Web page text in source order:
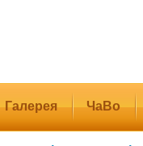
Галерея ЧаВо